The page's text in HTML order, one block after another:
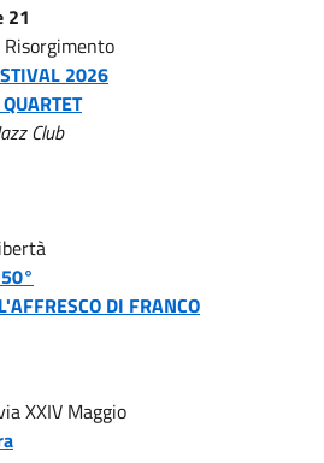
21
Risorgimento
2026
Club
DI FRANCO
XXIV Maggio